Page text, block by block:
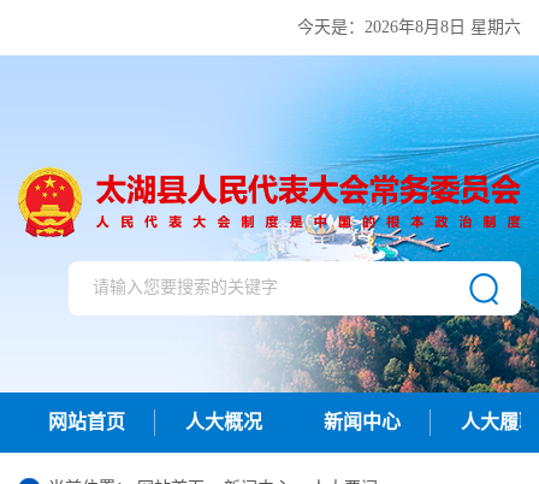
今天是： 2026年8月8日 星期六
网站首页 人大概况 新闻中心 人大履职